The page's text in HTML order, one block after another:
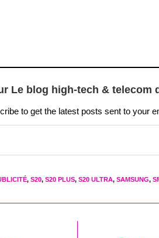
Le blog high-tech & telecom
to get the latest posts sent to your
, S20, S20 PLUS, S20 ULTRA, SAMSUNG,